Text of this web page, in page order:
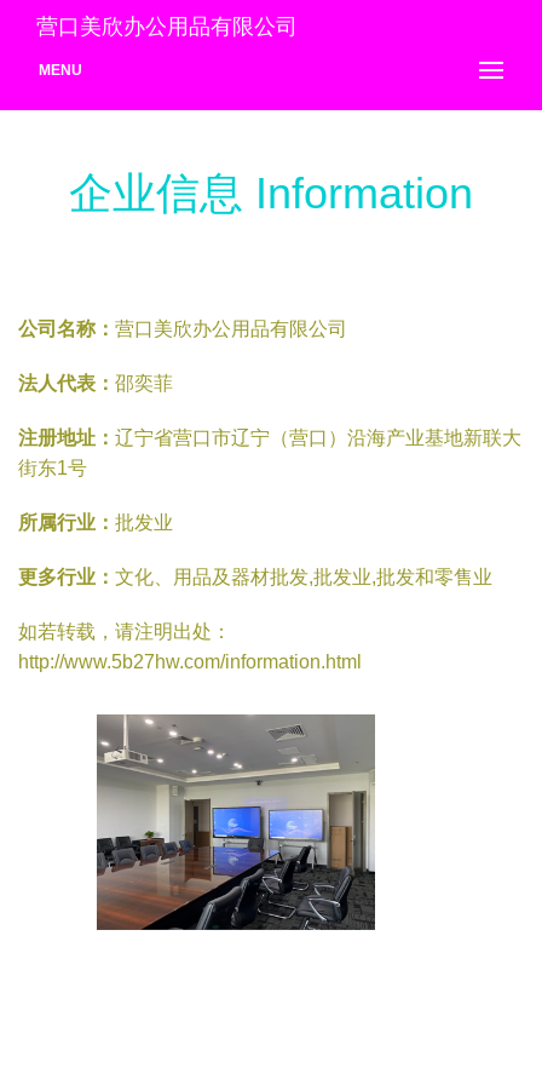
营口美欣办公用品有限公司
MENU
企业信息 Information
公司名称： 营口美欣办公用品有限公司
法人代表： 邵奕菲
注册地址： 辽宁省营口市辽宁（营口）沿海产业基地新联大
街东1号
所属行业： 批发业
更多行业： 文化、用品及器材批发,批发业,批发和零售业
如若转载，请注明出处：
http://www.5b27hw.com/information.html